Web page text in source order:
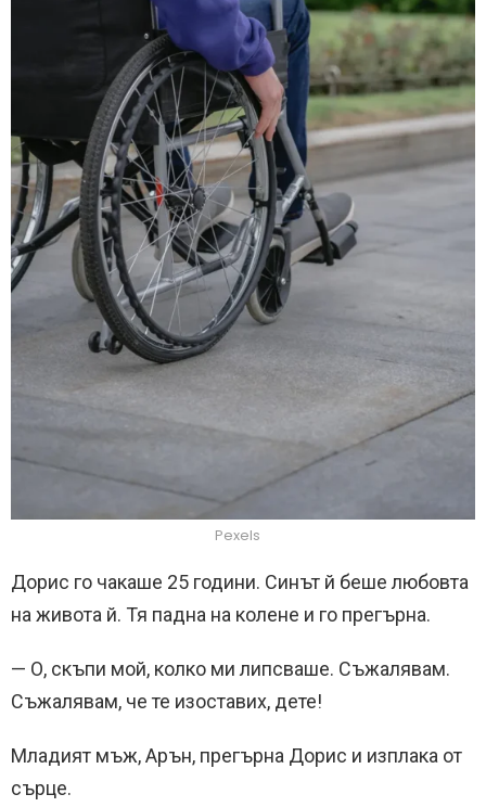
Pexels
Дорис го чакаше 25 години. Синът й беше любовта
на живота й. Тя падна на колене и го прегърна.
— О, скъпи мой, колко ми липсваше. Съжалявам.
Съжалявам, че те изоставих, дете!
Младият мъж, Арън, прегърна Дорис и изплака от
сърце.